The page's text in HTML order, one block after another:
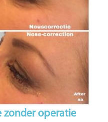
zonder operatie